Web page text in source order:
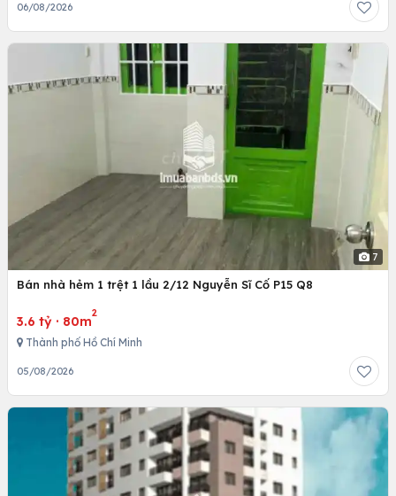
06/08/2026
7
Bán nhà hẻm 1 trệt 1 lầu 2/12 Nguyễn Sĩ Cố P15 Q8
3.6 tỷ · 80m
2
Thành phố Hồ Chí Minh
05/08/2026